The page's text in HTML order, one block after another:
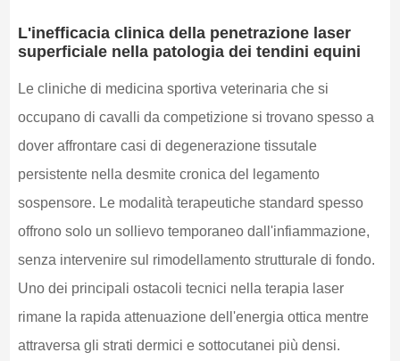
L'inefficacia clinica della penetrazione laser
superficiale nella patologia dei tendini equini
Le cliniche di medicina sportiva veterinaria che si
occupano di cavalli da competizione si trovano spesso a
dover affrontare casi di degenerazione tissutale
persistente nella desmite cronica del legamento
sospensore. Le modalità terapeutiche standard spesso
offrono solo un sollievo temporaneo dall'infiammazione,
senza intervenire sul rimodellamento strutturale di fondo.
Uno dei principali ostacoli tecnici nella terapia laser
rimane la rapida attenuazione dell'energia ottica mentre
attraversa gli strati dermici e sottocutanei più densi.